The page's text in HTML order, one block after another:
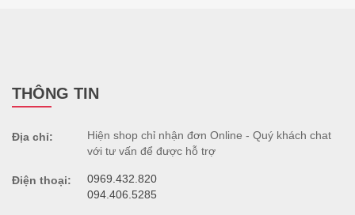
THÔNG TIN
Địa chỉ:
Hiện shop chỉ nhận đơn Online - Quý khách chat
với tư vấn để được hỗ trợ
Điện thoại:
0969.432.820
094.406.5285